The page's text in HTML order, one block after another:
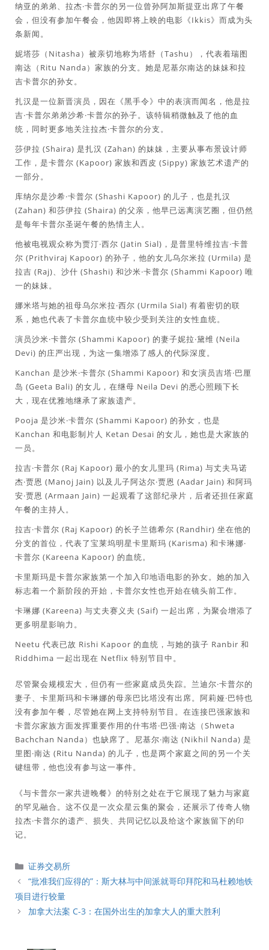
纳亚的弟弟、拉杰·卡普尔的另一位曾孙阿加斯提亚出席了午餐
会，但没有参加午餐会，他因即将上映的电影《Ikkis》而成为头
条新闻。
妮塔莎（Nitasha）被亲切地称为塔舒（Tashu），代表着瑞图
南达（Ritu Nanda）家族的分支。她是尼基尔南达的妹妹和拉
吉卡普尔的孙女。
扎汉是一位新晋演员，因在《黑手令》中的表演而闻名，他是拉
吉·卡普尔弟弟沙希·卡普尔的孙子。该特辑稍微触及了他的血
统，同时更多地关注拉杰·卡普尔的分支。
莎伊拉 (Shaira) 是扎汉 (Zahan) 的妹妹，主要从事布景设计师
工作，是卡普尔 (Kapoor) 家族和西皮 (Sippy) 家族艺术遗产的
一部分。
库纳尔是沙希·卡普尔 (Shashi Kapoor) 的儿子，也是扎汉
(Zahan) 和莎伊拉 (Shaira) 的父亲，他早已远离演艺圈，但仍然
是每年卡普尔圣诞午餐的热情主人。
他被电视观众称为贾汀·西尔 (Jatin Sial)，是普里特维拉吉·卡普
尔 (Prithviraj Kapoor) 的孙子，他的女儿乌尔米拉 (Urmila) 是
拉吉 (Raj)、沙什 (Shashi) 和沙米·卡普尔 (Shammi Kapoor) 唯
一的妹妹。
娜米塔与她的祖母乌尔米拉·西尔 (Urmila Sial) 有着密切的联
系，她也代表了卡普尔血统中较少受到关注的女性血统。
演员沙米·卡普尔 (Shammi Kapoor) 的妻子妮拉·黛维 (Neila
Devi) 的庄严出现，为这一集增添了感人的代际深度。
Kanchan 是沙米·卡普尔 (Shammi Kapoor) 和女演员吉塔·巴厘
岛 (Geeta Bali) 的女儿，在继母 Neila Devi 的悉心照顾下长
大，现在优雅地继承了家族遗产。
Pooja 是沙米·卡普尔 (Shammi Kapoor) 的孙女，也是
Kanchan 和电影制片人 Ketan Desai 的女儿，她也是大家族的
一员。
拉吉·卡普尔 (Raj Kapoor) 最小的女儿里玛 (Rima) 与丈夫马诺
杰·贾恩 (Manoj Jain) 以及儿子阿达尔·贾恩 (Aadar Jain) 和阿玛
安·贾恩 (Armaan Jain) 一起观看了这部纪录片，后者还担任家庭
午餐的主持人。
拉吉·卡普尔 (Raj Kapoor) 的长子兰德希尔 (Randhir) 坐在他的
分支的首位，代表了宝莱坞明星卡里斯玛 (Karisma) 和卡琳娜·
卡普尔 (Kareena Kapoor) 的血统。
卡里斯玛是卡普尔家族第一个加入印地语电影的孙女。她的加入
标志着一个新阶段的开始，卡普尔女性也开始在镜头前工作。
卡琳娜 (Kareena) 与丈夫赛义夫 (Saif) 一起出席，为聚会增添了
更多明星影响力。
Neetu 代表已故 Rishi Kapoor 的血统，与她的孩子 Ranbir 和
Riddhima 一起出现在 Netflix 特别节目中。
尽管聚会规模宏大，但仍有一些家庭成员失踪。兰迪尔·卡普尔的
妻子、卡里斯玛和卡琳娜的母亲巴比塔没有出席。阿莉娅·巴特也
没有参加午餐，尽管她在网上支持特别节目。在连接巴强家族和
卡普尔家族方面发挥重要作用的什韦塔·巴强·南达（Shweta
Bachchan Nanda）也缺席了。尼基尔·南达 (Nikhil Nanda) 是
里图·南达 (Ritu Nanda) 的儿子，也是两个家庭之间的另一个关
键纽带，他也没有参与这一事件。
《与卡普尔一家共进晚餐》的特别之处在于它展现了魅力与家庭
的罕见融合。这不仅是一次众星云集的聚会，还展示了传奇人物
拉杰·卡普尔的遗产、损失、共同记忆以及给这个家族留下的印
记。
分
類
证券交易所
“批准我们应得的”：斯大林与中间派就哥印拜陀和马杜赖地铁
项目进行较量
加拿大法案 C-3：在国外出生的加拿大人的重大胜利